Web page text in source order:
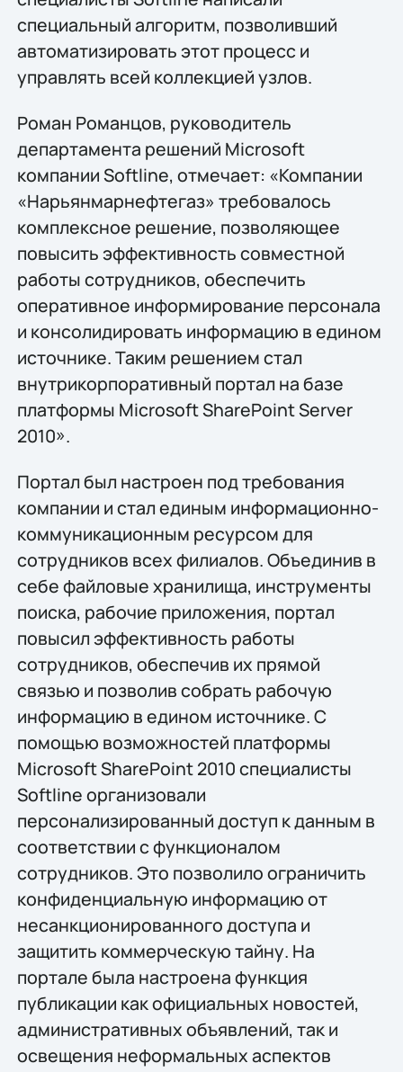
специальный алгоритм, позволивший
автоматизировать этот процесс и
управлять всей коллекцией узлов.
Роман Романцов, руководитель
департамента решений Microsoft
компании Softline, отмечает: «Компании
«Нарьянмарнефтегаз» требовалось
комплексное решение, позволяющее
повысить эффективность совместной
работы сотрудников, обеспечить
оперативное информирование персонала
и консолидировать информацию в едином
источнике. Таким решением стал
внутрикорпоративный портал на базе
платформы Microsoft SharePoint Server
2010».
Портал был настроен под требования
компании и стал единым информационно-
коммуникационным ресурсом для
сотрудников всех филиалов. Объединив в
себе файловые хранилища, инструменты
поиска, рабочие приложения, портал
повысил эффективность работы
сотрудников, обеспечив их прямой
связью и позволив собрать рабочую
информацию в едином источнике. С
помощью возможностей платформы
Microsoft SharePoint 2010 специалисты
Softline организовали
персонализированный доступ к данным в
соответствии с функционалом
сотрудников. Это позволило ограничить
конфиденциальную информацию от
несанкционированного доступа и
защитить коммерческую тайну. На
портале была настроена функция
публикации как официальных новостей,
административных объявлений, так и
освещения неформальных аспектов